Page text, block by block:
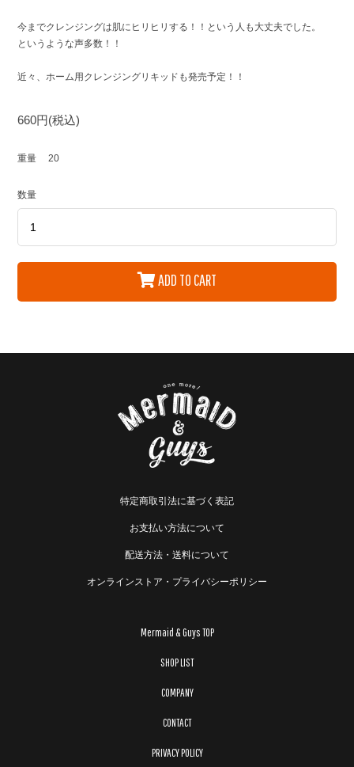
今までクレンジングは肌にヒリヒリする！！という人も大丈夫でした。
というような声多数！！
近々、ホーム用クレンジングリキッドも発売予定！！
660円(税込)
重量 20
数量
ADD TO CART
特定商取引法に基づく表記
お支払い方法について
配送方法・送料について
オンラインストア・プライバシーポリシー
Mermaid & Guys TOP
SHOP LIST
COMPANY
CONTACT
PRIVACY POLICY